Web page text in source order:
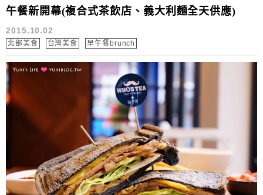
午餐新開幕(複合式茶飲店、義大利麵全天供應)
2015.10.02
北部美食 台灣美食 早午餐brunch